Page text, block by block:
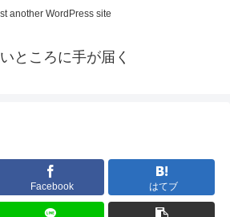
another WordPress site
ところに手が届く
Facebook はてブ